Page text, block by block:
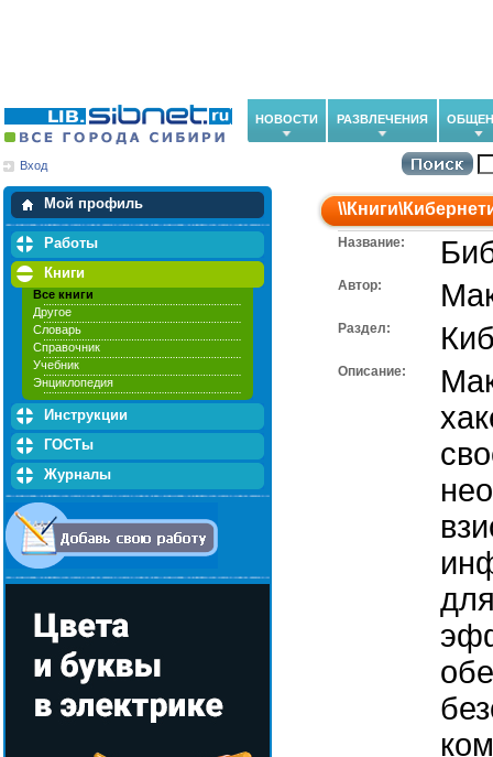
НОВОСТИ РАЗВЛЕЧЕНИЯ
Вход
Мой профиль
Мои закладки
Работы
Книги
Все книги
Другое
Словарь
Справочник
Учебник
Энциклопедия
Инструкции
ГОСТы
Журналы
\\Книги\
Название:
Автор:
Раздел:
Описание: